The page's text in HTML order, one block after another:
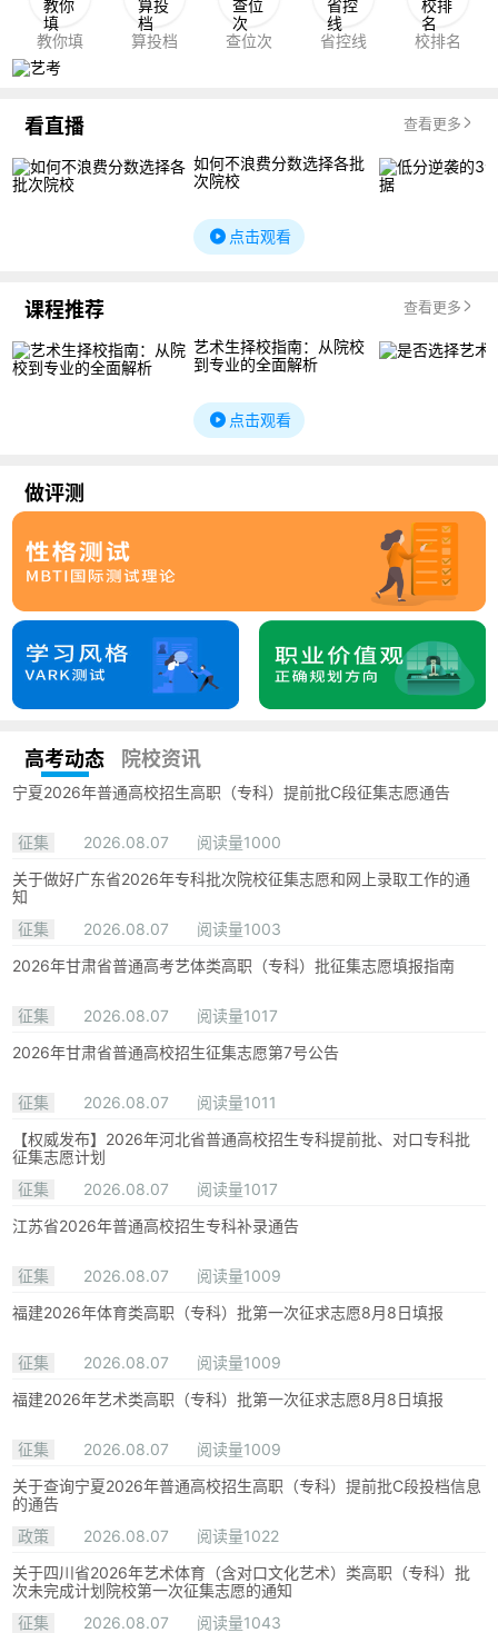
教你填 算投档 查位次 省控线 校排名
看直播 查看更多
如何不浪费分数选择各批
次院校
点击观看
课程推荐 查看更多
艺术生择校指南：从院校
到专业的全面解析
点击观看
做评测
高考动态 院校资讯
宁夏2026年普通高校招生高职（专科）提前批C段征集志愿通告
征集 2026.08.07
阅读量1000
关于做好广东省2026年专科批次院校征集志愿和网上录取工作的通
知
征集
2026.08.07
阅读量1003
2026年甘肃省普通高考艺体类高职（专科）批征集志愿填报指南
征集 2026.08.07
阅读量1017
2026年甘肃省普通高校招生征集志愿第7号公告
征集 2026.08.07
阅读量1011
【权威发布】2026年河北省普通高校招生专科提前批、对口专科批
征集志愿计划
征集
2026.08.07
阅读量1017
江苏省2026年普通高校招生专科补录通告
征集 2026.08.07
阅读量1009
福建2026年体育类高职（专科）批第一次征求志愿8月8日填报
征集 2026.08.07
阅读量1009
福建2026年艺术类高职（专科）批第一次征求志愿8月8日填报
征集 2026.08.07
阅读量1009
关于查询宁夏2026年普通高校招生高职（专科）提前批C段投档信息
的通告
政策
2026.08.07
阅读量1022
关于四川省2026年艺术体育（含对口文化艺术）类高职（专科）批
次未完成计划院校第一次征集志愿的通知
征集
2026.08.07
阅读量1043